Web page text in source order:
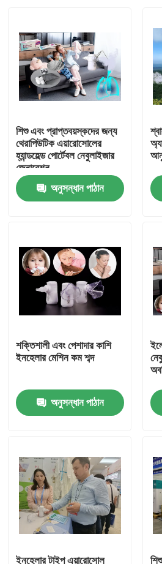
পণ্য
আমাদের সম্পর্কে
মান নিয়ন্ত্রণ
যোগাযোগ করুন
মামলা
পোর্টেবল মেশ নেবুলাইজার
মেশ নেবুলাইজার মেশিন
শিশু এবং প্রাপ্তবয়স্কদের জন্য
থেরাপিউটিক এয়ারোসোলের
হ্যান্ডহেল্ড পোর্টেবল নেবুলাইজার
জেনারেশন
অনুসন্ধান পাঠান
শক্তিশালী এবং পেশাদার কাশি
ইনহেলার মেশিন কম শব্দ
অনুসন্ধান পাঠান
ইনহেলার টাইপ এয়ারোসোল